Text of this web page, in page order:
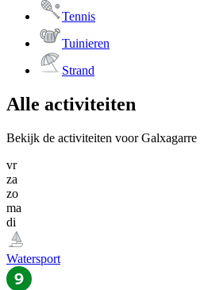
Tennis
Tuinieren
Strand
Alle activiteiten
Bekijk de activiteiten voor Galxagarre
vr
za
zo
ma
di
Watersport